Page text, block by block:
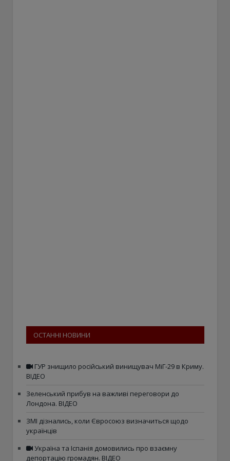
ОСТАННІ НОВИНИ
ГУР знищило російський винищувач МіГ-29 в Криму.
ВІДЕО
Зеленський прибув на важливі переговори до
Лондона. ВІДЕО
ЗМІ дізнались, коли Євросоюз визначиться щодо
українців
Україна та Іспанія домовились про взаємну
депортацію громадян. ВІДЕО